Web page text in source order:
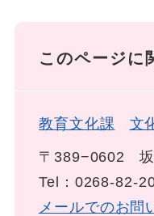
このページに
教育文化課 文
〒389−0602
Tel：0268-82-
メールでのお問